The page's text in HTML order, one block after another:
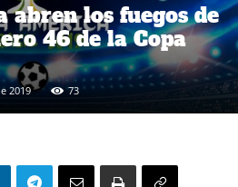
los fuegos de
46 de la Copa
2019 73